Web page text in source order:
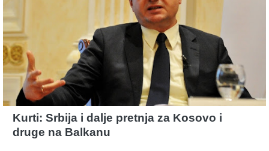
Kurti: Srbija i dalje pretnja za Kosovo i
druge na Balkanu